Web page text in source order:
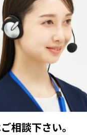
相談下さい。